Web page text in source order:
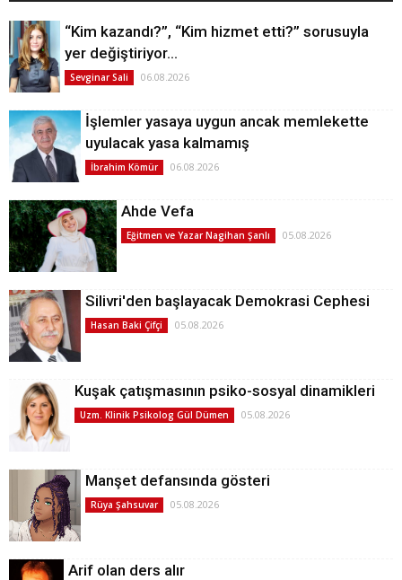
“Kim kazandı?”, “Kim hizmet etti?” sorusuyla
yer değiştiriyor…
Sevginar Sali 06.08.2026
İşlemler yasaya uygun ancak memlekette
uyulacak yasa kalmamış
İbrahim Kömür 06.08.2026
Ahde Vefa
Eğitmen ve Yazar Nagihan Şanlı 05.08.2026
Silivri'den başlayacak Demokrasi Cephesi
Hasan Baki Çifçi 05.08.2026
Kuşak çatışmasının psiko-sosyal dinamikleri
Uzm. Klinik Psikolog Gül Dümen 05.08.2026
Manşet defansında gösteri
Rüya Şahsuvar 05.08.2026
Arif olan ders alır